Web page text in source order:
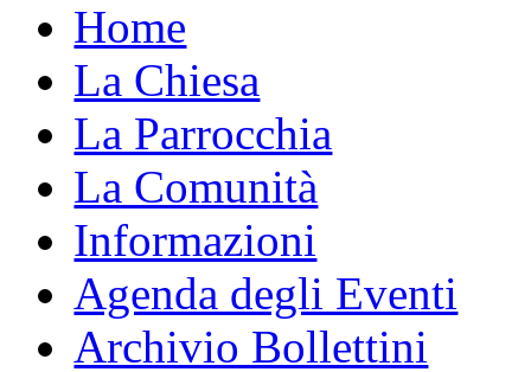
Home
La Chiesa
La Parrocchia
La Comunità
Informazioni
Agenda degli Eventi
Archivio Bollettini